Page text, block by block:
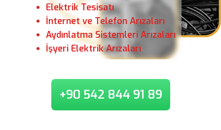
Elektrik Tesisatı
İnternet ve Telefon Arızaları
Aydınlatma Sistemleri Arızaları
İşyeri Elektrik Arızaları
+90 542 844 91 89